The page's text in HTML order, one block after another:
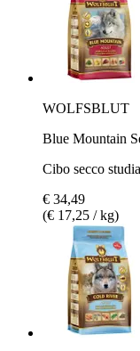
WOLFSBLUT
Blue Mountain
Cibo secco
€ 34,49
(€ 17,25 / kg)